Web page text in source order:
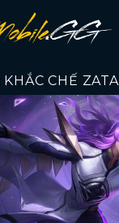
KHẮC CHẾ ZATA